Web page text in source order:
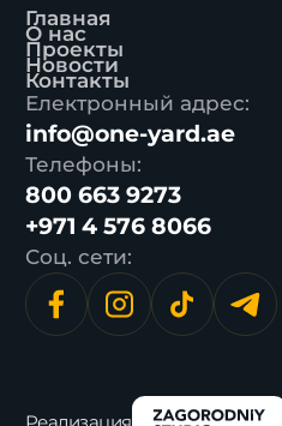
Главная
О нас
Проекты
Новости
Контакты
Електронный адрес:
info@one-yard.ae
Телефоны:
800 663 9273
+971 4 576 8066
Соц. сети: